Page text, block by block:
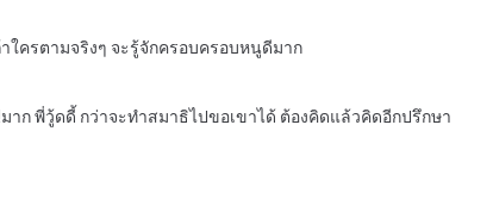
ใครตามจริงๆ จะรู้จักครอบครอบหนูดีมาก
ก พี่วู้ดดี้ กว่าจะทำสมาธิไปขอเขาได้ ต้องคิดแล้วคิดอีกปรึกษา